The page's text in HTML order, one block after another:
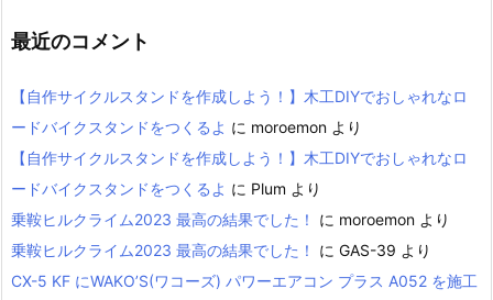
最近のコメント
【自作サイクルスタンドを作成しよう！】木工DIYでおしゃれなロ
ードバイクスタンドをつくるよ に moroemon より
【自作サイクルスタンドを作成しよう！】木工DIYでおしゃれなロ
ードバイクスタンドをつくるよ に Plum より
乗鞍ヒルクライム2023 最高の結果でした！
に moroemon より
乗鞍ヒルクライム2023 最高の結果でした！
に GAS-39 より
CX-5 KF にWAKO’S(ワコーズ) パワーエアコン プラス A052 を施工